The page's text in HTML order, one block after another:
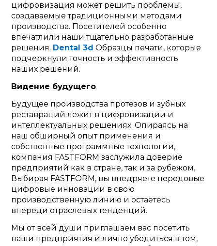
цифровизация может решить проблемы,
создаваемые традиционными методами
производства. Посетителей особенно
впечатлили наши тщательно разработанные
решения. Dental 3d Образцы печати, которые
подчеркнули точность и эффективность
наших решений.
Видение будущего
Будущее производства протезов и зубных
реставраций лежит в цифровизации и
интеллектуальных решениях. Опираясь на
наш обширный опыт применения и
собственные программные технологии,
компания FASTFORM заслужила доверие
предприятий как в стране, так и за рубежом.
Выбирая FASTFORM, вы внедряете передовые
цифровые инновации в свою
производственную линию и остаетесь
впереди отраслевых тенденций.
Мы от всей души приглашаем вас посетить
наши предприятия и лично убедиться в том,